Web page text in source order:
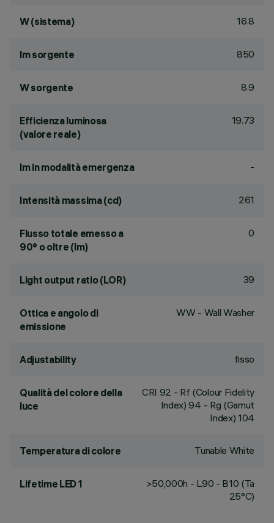
W (sistema) 16.8
lm sorgente 850
W sorgente 8.9
Efficienza luminosa
(valore reale)
19.73
lm in modalità emergenza -
Intensità massima (cd) 261
Flusso totale emesso a
90° o oltre (lm)
0
Light output ratio (LOR) 39
Ottica e angolo di
emissione
WW - Wall Washer
Adjustability fisso
Qualità del colore della
luce
CRI 92 - Rf (Colour Fidelity
Index) 94 - Rg (Gamut
Index) 104
Temperatura di colore Tunable White
Lifetime LED 1
>50,000h - L90 - B10 (Ta
25°C)